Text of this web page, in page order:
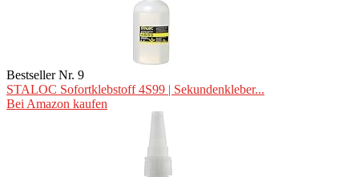
Bestseller Nr. 9
STALOC Sofortklebstoff 4S99 | Sekundenkleber...
Bei Amazon kaufen